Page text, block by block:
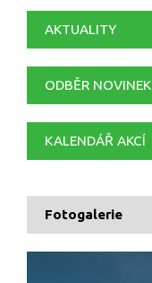
AKTUALITY
ODBĚR NOVINEK
KALENDÁŘ AKCÍ
Fotogalerie